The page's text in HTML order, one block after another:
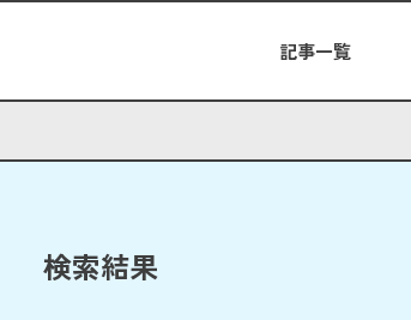
記事一覧
検索結果